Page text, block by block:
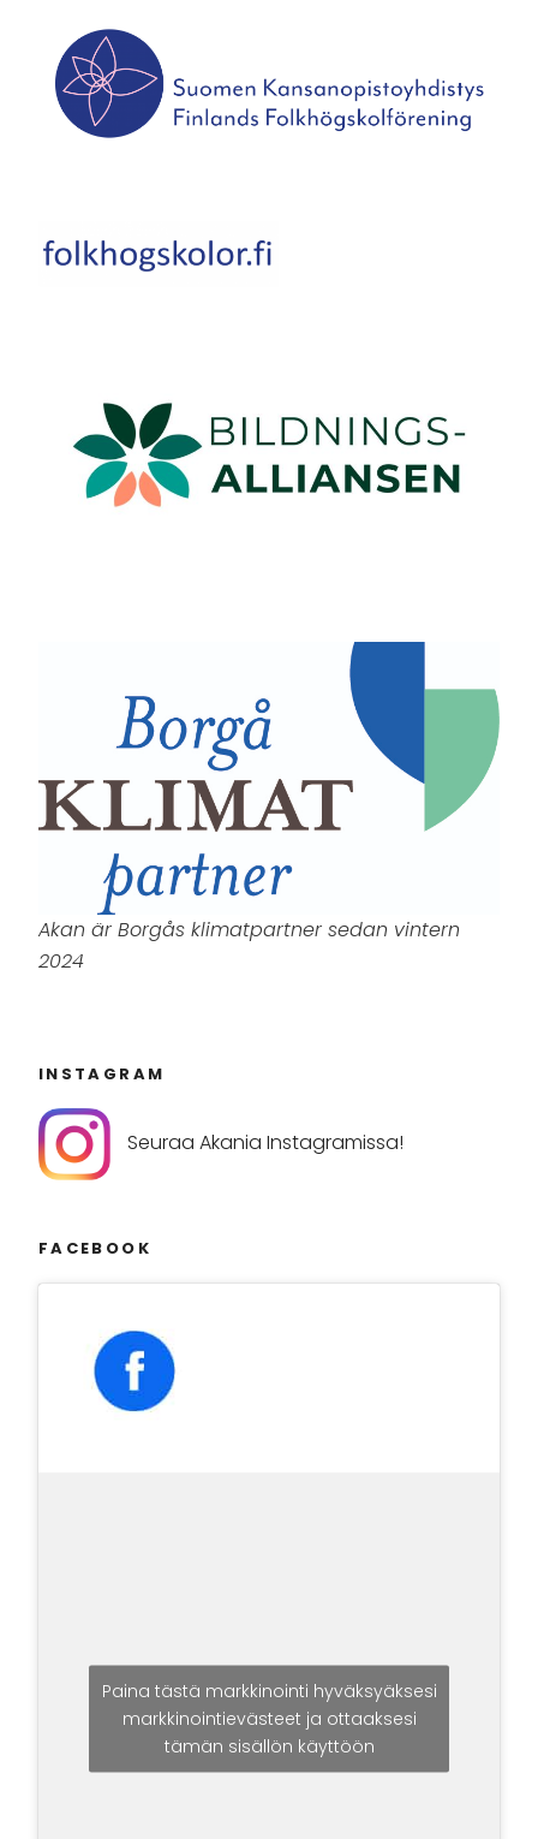
Akan är Borgås klimatpartner sedan vintern
2024
INSTAGRAM
Seuraa Akania Instagramissa!
FACEBOOK
Paina tästä markkinointi hyväksyäksesi
markkinointievästeet ja ottaaksesi
tämän sisällön käyttöön